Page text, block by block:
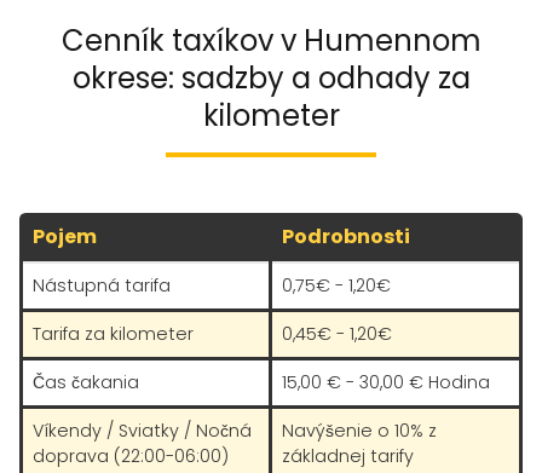
rovnako čierna ako jej názov.
Cenník taxíkov v Humennom
okrese: sadzby a odhady za
kilometer
Pojem Podrobnosti
Nástupná tarifa
0,75€ - 1,20€
Tarifa za kilometer
0,45€ - 1,20€
Čas čakania
15,00 € - 30,00 € Hodina
Víkendy / Sviatky / Nočná
doprava (22:00-06:00)
Navýšenie o 10% z
základnej tarify